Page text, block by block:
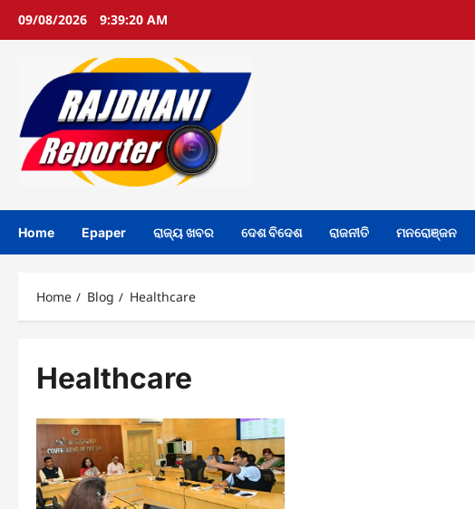
09/08/2026 9:39:20 AM
Home Epaper ରାଜ୍ୟ ଖବର ଦେଶ ବିଦେଶ ରାଜନୀତି ମନରୋଞ୍ଜନ
Home Blog Healthcare
Healthcare